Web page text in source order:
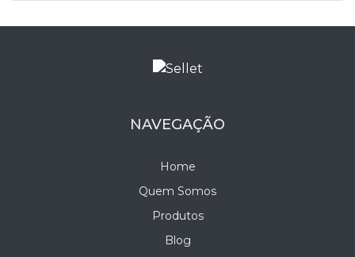
NAVEGAÇÃO
Home
Quem Somos
Produtos
Blog